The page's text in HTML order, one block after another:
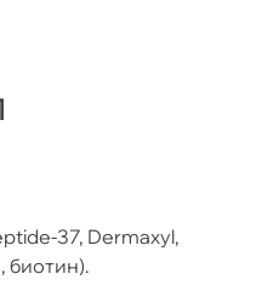
37, Dermaxyl,
биотин).